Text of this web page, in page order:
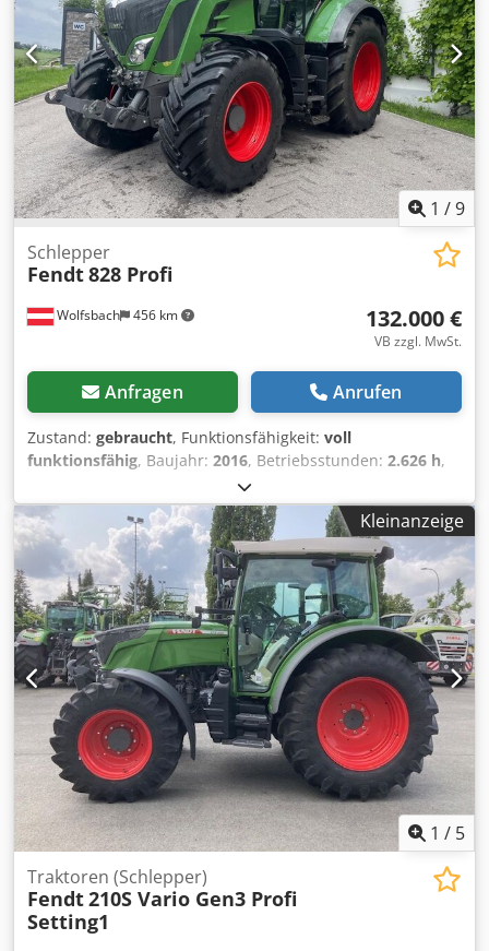
1 /9
Wolfsbach 456 km
Schlepper
Fendt828 Profi
132.000 €
VB zzgl. MwSt.
Anfragen Anrufen
Zustand: gebraucht, Funktionsfähigkeit: voll
funktionsfähig, Baujahr: 2016, Betriebsstunden: 2.626 h,
209 kW (284,16 PS), Gesamtlänge:
Leergewicht:9.450 kg, Tragkraft:4.770 kg, Baubreite:2.620
mm
, Schlepper Geschw. Klasse: 50 Djdpfx Aneumvh
Ieweck Zustand Technisch: sehr gut Batterie Zustand: sehr
gut
Kleinanzeige
1 / 5
Traktoren (Schlepper)
Fendt210S Vario Gen3 Profi
Setting1